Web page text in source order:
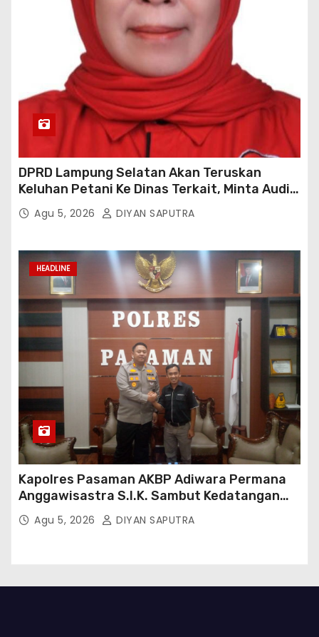
DPRD Lampung Selatan Akan Teruskan
Keluhan Petani Ke Dinas Terkait, Minta Audit
Penyaluran Pupuk Bersubsidi Di Desa Budi
Lestari
Agu 5, 2026 DIYAN SAPUTRA
HEADLINE
Kapolres Pasaman AKBP Adiwara Permana
Anggawisastra S.I.K. Sambut Kedatangan
Kepala Cakrawala Tv Sumatera Barat
Agu 5, 2026 DIYAN SAPUTRA